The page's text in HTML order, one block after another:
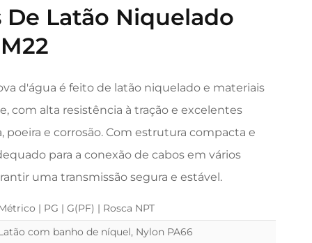
De Latão Niquelado
d'água é feito de latão niquelado e materiais
com alta resistência à tração e excelentes
poeira e corrosão. Com estrutura compacta e
para a conexão de cabos em vários
uma transmissão segura e estável.
| PG | G(PF) | Rosca NPT
com banho de níquel, Nylon PA66